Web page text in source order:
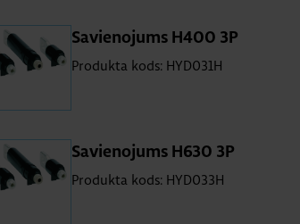
Sa­vie­no­jums H400 3P
Produkta kods: HYD031H
Sa­vie­no­jums H630 3P
Produkta kods: HYD033H